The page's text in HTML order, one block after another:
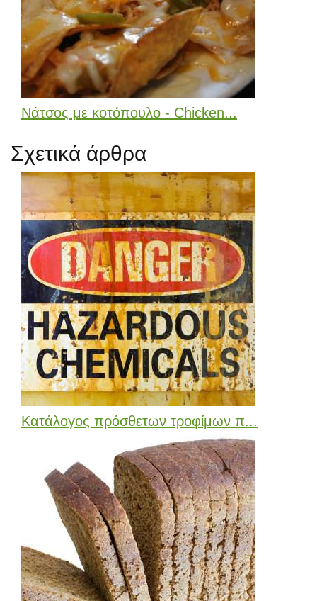
Νάτσος με κοτόπουλο - Chicken...
Σχετικά άρθρα
Κατάλογος πρόσθετων τροφίμων π...